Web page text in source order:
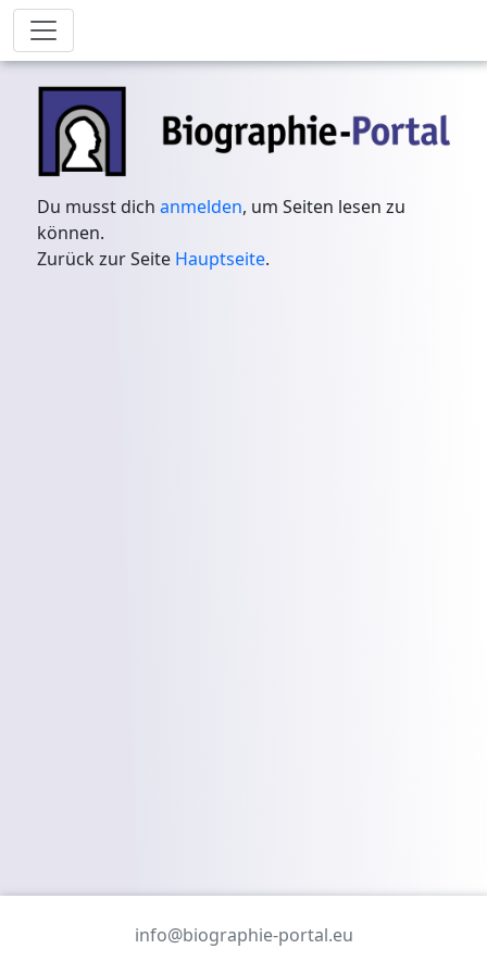
Du musst dichanmelden, um Seiten lesen zu
können.
Zurück zur Seite Hauptseite.
info@biographie-portal.eu